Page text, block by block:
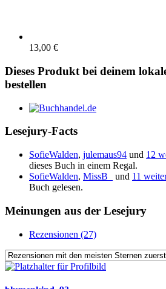
13,00 €
Dieses Produkt bei deinem
bestellen
Lesejury-Facts
SofieWalden, julemaus94 und 12
dieses Buch in einem Regal.
SofieWalden, MissB_ und 11
Buch gelesen.
Meinungen aus der Lesejury
Rezensionen (27)